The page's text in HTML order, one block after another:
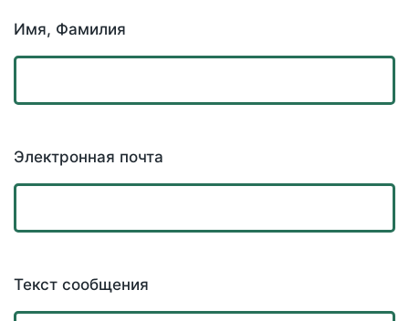
Имя, Фамилия
Электронная почта
Текст сообщения